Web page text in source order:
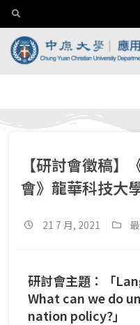
【研討會徵稿
會》龍華科技大
21 7 月, 2021
研討會主題：「
What can we do
nation policy?」